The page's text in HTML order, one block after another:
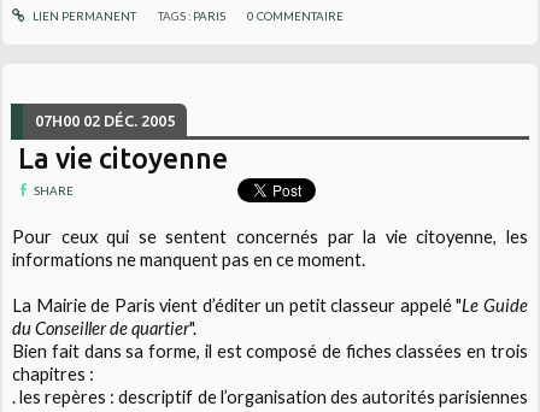
LIEN PERMANENT TAGS : PARIS 0 COMMENTAIRE
07H00 02 DÉC. 2005
La vie citoyenne
SHARE
Pour ceux qui se sentent concernés par la vie citoyenne, les
informations ne manquent pas en ce moment.
La Mairie de Paris vient d’éditer un petit classeur appelé "Le Guide
du Conseiller de quartier".
Bien fait dans sa forme, il est composé de fiches classées en trois
chapitres :
. les repères : descriptif de l’organisation des autorités parisiennes